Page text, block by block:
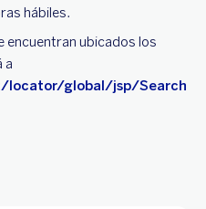
hábiles.
encuentran ubicados los
a
locator/global/jsp/Search